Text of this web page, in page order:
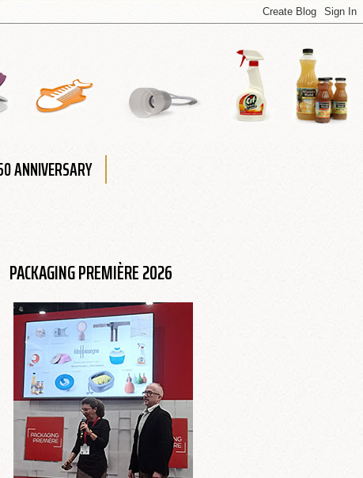
ANNIVERSARY
PACKAGING PREMIÈRE 2026